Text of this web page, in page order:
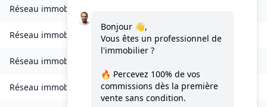
Réseau immobilier
Réseau immobilier Brévilly( 08140)
Réseau immobilier
Réseau immobilier Chagny(08430)
Bonjour 👋,
Vous êtes un professionnel de
l'immobilier ?
🔥 Percevez 100% de vos
commissions dès la première
vente sans condition.